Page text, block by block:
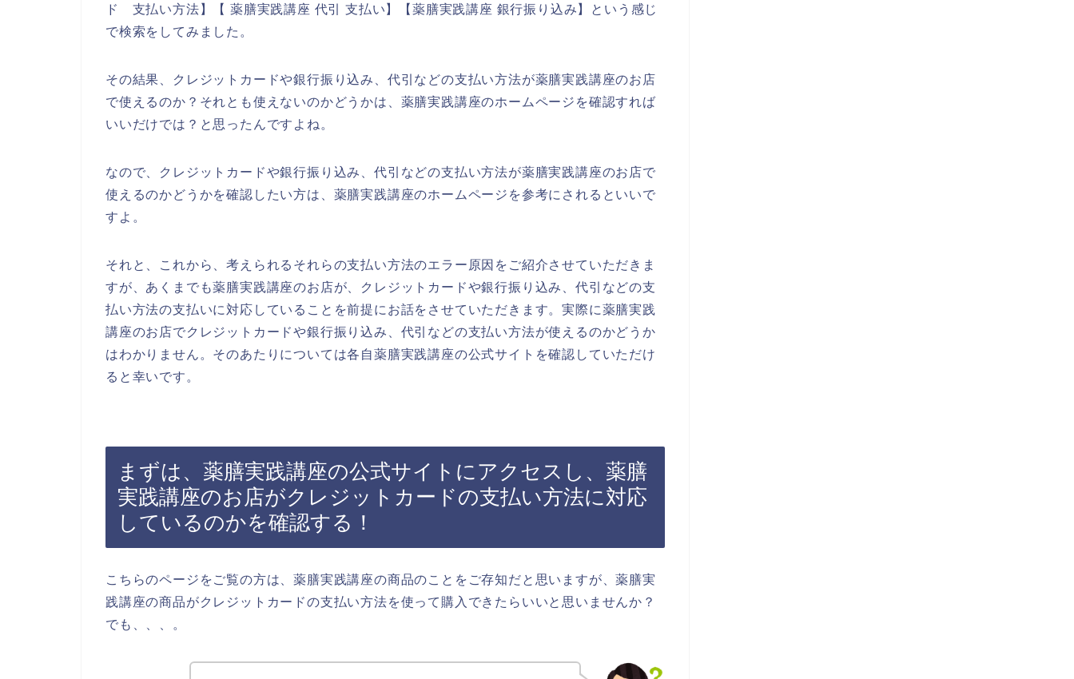
ド 支払い方法】【 薬膳実践講座 代引 支払い】【薬膳実践講座 銀行振り込み】という感じ
で検索をしてみました。
その結果、クレジットカードや銀行振り込み、代引などの支払い方法が薬膳実践講座のお店
で使えるのか？それとも使えないのかどうかは、薬膳実践講座のホームページを確認すれば
いいだけでは？と思ったんですよね。
なので、クレジットカードや銀行振り込み、代引などの支払い方法が薬膳実践講座のお店で
使えるのかどうかを確認したい方は、薬膳実践講座のホームページを参考にされるといいで
すよ。
それと、これから、考えられるそれらの支払い方法のエラー原因をご紹介させていただきま
すが、あくまでも薬膳実践講座のお店が、クレジットカードや銀行振り込み、代引などの支
払い方法の支払いに対応していることを前提にお話をさせていただきます。実際に薬膳実践
講座のお店でクレジットカードや銀行振り込み、代引などの支払い方法が使えるのかどうか
はわかりません。そのあたりについては各自薬膳実践講座の公式サイトを確認していただけ
ると幸いです。
まずは、薬膳実践講座の公式サイトにアクセスし、薬膳
実践講座のお店がクレジットカードの支払い方法に対応
しているのかを確認する！
こちらのページをご覧の方は、薬膳実践講座の商品のことをご存知だと思いますが、薬膳実
践講座の商品がクレジットカードの支払い方法を使って購入できたらいいと思いませんか？
でも、、、。